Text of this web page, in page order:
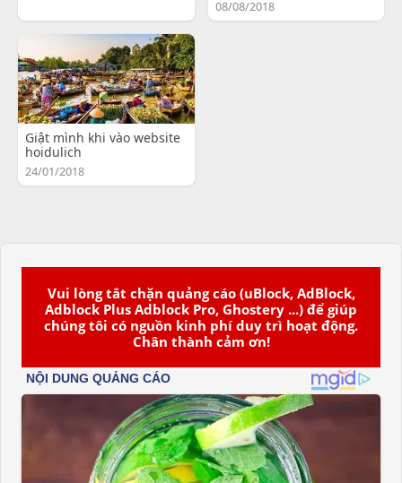
Vui lòng tắt chặn quảng cáo (uBlock, AdBlock,
Adblock Plus Adblock Pro, Ghostery ...) để giúp
chúng tôi có nguồn kinh phí duy trì hoạt động.
Chân thành cảm ơn!
08/08/2018
Giật mình khi vào website
hoidulich
24/01/2018